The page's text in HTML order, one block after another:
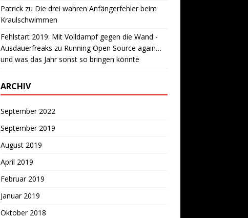
Patrickzu Die drei wahren Anfängerfehler beim
Kraulschwimmen
Fehlstart 2019: Mit Volldampf gegen die Wand -
Ausdauerfreaks zu Running Open Source again…
und was das Jahr sonst so bringen könnte
ARCHIV
September 2022
September 2019
August 2019
April 2019
Februar 2019
Januar 2019
Oktober 2018